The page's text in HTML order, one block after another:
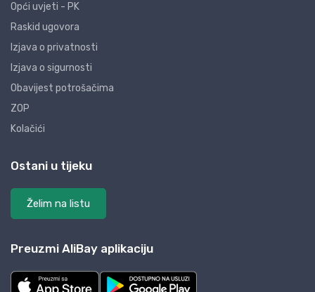
Opći uvjeti - PK
Raskid ugovora
Izjava o privatnosti
Izjava o sigurnosti
Obavijest potrošačima
ZOP
Kolačići
Ostani u tijeku
Želim na listu
Preuzmi AliBay aplikaciju